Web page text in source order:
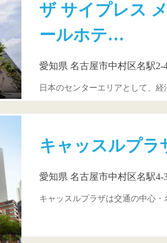
ザ サイプレス
ールホテ…
愛知県 名古屋市中村区名駅2-
日本のセンターエリアとして、
キャッスルプラ
愛知県 名古屋市中村区名駅4-
キャッスルプラザは交通の中心